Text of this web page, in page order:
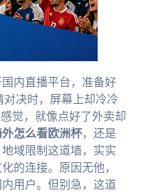
内直播平台，准备好
决时，屏幕上却冷冷
觉，就像点好了外卖却
怎么看欧洲杯，还是
域限制这道墙，实实
的连接。原因无他，
用户。但别急，这道